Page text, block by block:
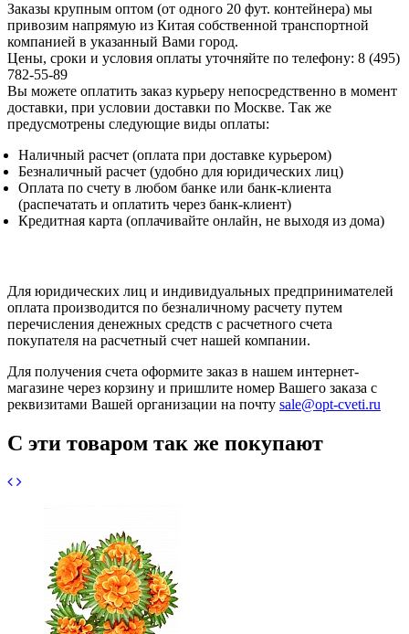
Заказы крупным оптом (от одного 20 фут. контейнера) мы
привозим напрямую из Китая собственной транспортной
компанией в указанный Вами город.
Цены, сроки и условия оплаты уточняйте по телефону: 8 (495)
782-55-89
Вы можете оплатить заказ курьеру непосредственно в момент
доставки, при условии доставки по Москве. Так же
предусмотрены следующие виды оплаты:
Наличный расчет (оплата при доставке курьером)
Безналичный расчет (удобно для юридических лиц)
Оплата по счету в любом банке или банк-клиента
(распечатать и оплатить через банк-клиент)
Кредитная карта (оплачивайте онлайн, не выходя из дома)
Для юридических лиц и индивидуальных предпринимателей
оплата производится по безналичному расчету путем
перечисления денежных средств с расчетного счета
покупателя на расчетный счет нашей компании.
Для получения счета оформите заказ в нашем интернет-
магазине через корзину и пришлите номер Вашего заказа с
реквизитами Вашей организации на почту sale@opt-cveti.ru
С эти товаром так же покупают